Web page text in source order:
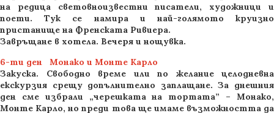
на редица световноизвестни писатели, художници и
поети. Тук се намира и най-голямото круизно
пристанище на Френската Ривиера.
Завръщане в хотела. Вечеря и нощувка.
6-ти ден Монако и Монте Карло
Закуска. Свободно време или по желание целодневна
екскурзия срещу допълнително заплащане. За днешния
ден сме избрали „черешката на тортата” – Монако,
Монте Карло, но преди това ще имаме възможността да